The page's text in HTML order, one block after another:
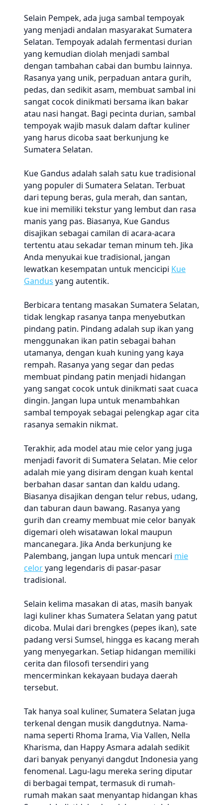
Selain Pempek, ada juga sambal tempoyak
yang menjadi andalan masyarakat Sumatera
Selatan. Tempoyak adalah fermentasi durian
yang kemudian diolah menjadi sambal
dengan tambahan cabai dan bumbu lainnya.
Rasanya yang unik, perpaduan antara gurih,
pedas, dan sedikit asam, membuat sambal ini
sangat cocok dinikmati bersama ikan bakar
atau nasi hangat. Bagi pecinta durian, sambal
tempoyak wajib masuk dalam daftar kuliner
yang harus dicoba saat berkunjung ke
Sumatera Selatan.
Kue Gandus adalah salah satu kue tradisional
yang populer di Sumatera Selatan. Terbuat
dari tepung beras, gula merah, dan santan,
kue ini memiliki tekstur yang lembut dan rasa
manis yang pas. Biasanya, Kue Gandus
disajikan sebagai camilan di acara-acara
tertentu atau sekadar teman minum teh. Jika
Anda menyukai kue tradisional, jangan
lewatkan kesempatan untuk mencicipi Kue
Gandus yang autentik.
Berbicara tentang masakan Sumatera Selatan,
tidak lengkap rasanya tanpa menyebutkan
pindang patin. Pindang adalah sup ikan yang
menggunakan ikan patin sebagai bahan
utamanya, dengan kuah kuning yang kaya
rempah. Rasanya yang segar dan pedas
membuat pindang patin menjadi hidangan
yang sangat cocok untuk dinikmati saat cuaca
dingin. Jangan lupa untuk menambahkan
sambal tempoyak sebagai pelengkap agar cita
rasanya semakin nikmat.
Terakhir, ada model atau mie celor yang juga
menjadi favorit di Sumatera Selatan. Mie celor
adalah mie yang disiram dengan kuah kental
berbahan dasar santan dan kaldu udang.
Biasanya disajikan dengan telur rebus, udang,
dan taburan daun bawang. Rasanya yang
gurih dan creamy membuat mie celor banyak
digemari oleh wisatawan lokal maupun
mancanegara. Jika Anda berkunjung ke
Palembang, jangan lupa untuk mencari mie
celoryang legendaris di pasar-pasar
tradisional.
Selain kelima masakan di atas, masih banyak
lagi kuliner khas Sumatera Selatan yang patut
dicoba. Mulai dari brengkes (pepes ikan), sate
padang versi Sumsel, hingga es kacang merah
yang menyegarkan. Setiap hidangan memiliki
cerita dan filosofi tersendiri yang
mencerminkan kekayaan budaya daerah
tersebut.
Tak hanya soal kuliner, Sumatera Selatan juga
terkenal dengan musik dangdutnya. Nama-
nama seperti Rhoma Irama, Via Vallen, Nella
Kharisma, dan Happy Asmara adalah sedikit
dari banyak penyanyi dangdut Indonesia yang
fenomenal. Lagu-lagu mereka sering diputar
di berbagai tempat, termasuk di rumah-
rumah makan saat menyantap hidangan khas